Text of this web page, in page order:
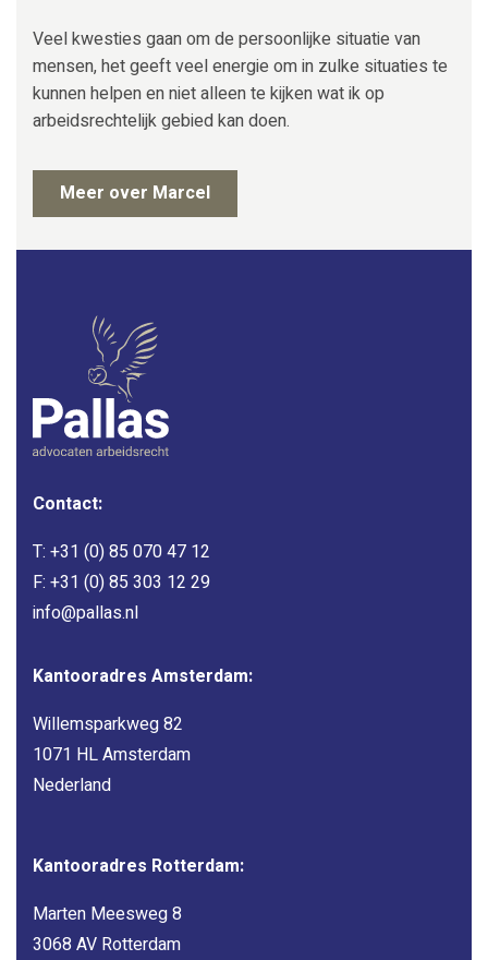
Veel kwesties gaan om de persoonlijke situatie van
mensen, het geeft veel energie om in zulke situaties te
kunnen helpen en niet alleen te kijken wat ik op
arbeidsrechtelijk gebied kan doen.
Meer over Marcel
Contact:
T: +31 (0) 85 070 47 12
F: +31 (0) 85 303 12 29
info@pallas.nl
Kantooradres Amsterdam:
Willemsparkweg 82
1071 HL Amsterdam
Nederland
Kantooradres Rotterdam:
Marten Meesweg 8
3068 AV Rotterdam